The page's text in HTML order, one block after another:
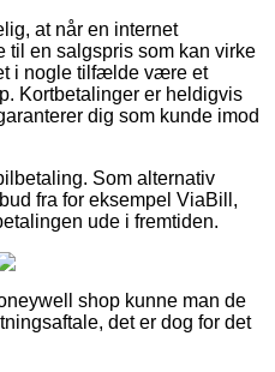
at når en internet
til en salgspris som kan virke
i nogle tilfælde være et
Kortbetalinger er heldigvis
dig som kunde imod
Som alternativ
fra for eksempel ViaBill,
ude i fremtiden.
shop kunne man de
det er dog for det